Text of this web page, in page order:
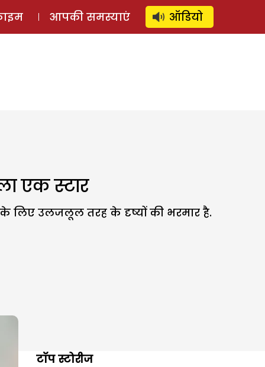
लॉग इन ⚲ SUBSCRIBE
आपकी समस्याएं ऑडियो
एक स्टार
लिए उलजलूल तरह के दृष्यों की भरमार है.
टॉप स्टोरीज